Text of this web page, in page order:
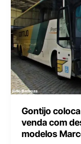
Gontijo
venda com
modelos